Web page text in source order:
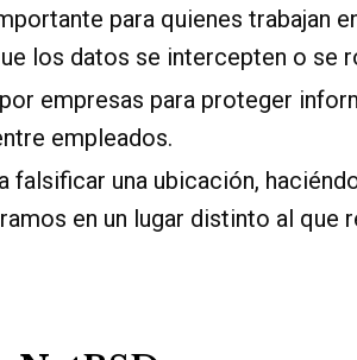
para quienes trabajan
los datos se intercepten o se
empresas para proteger
empleados.
falsificar una ubicación,
en un lugar distinto al que